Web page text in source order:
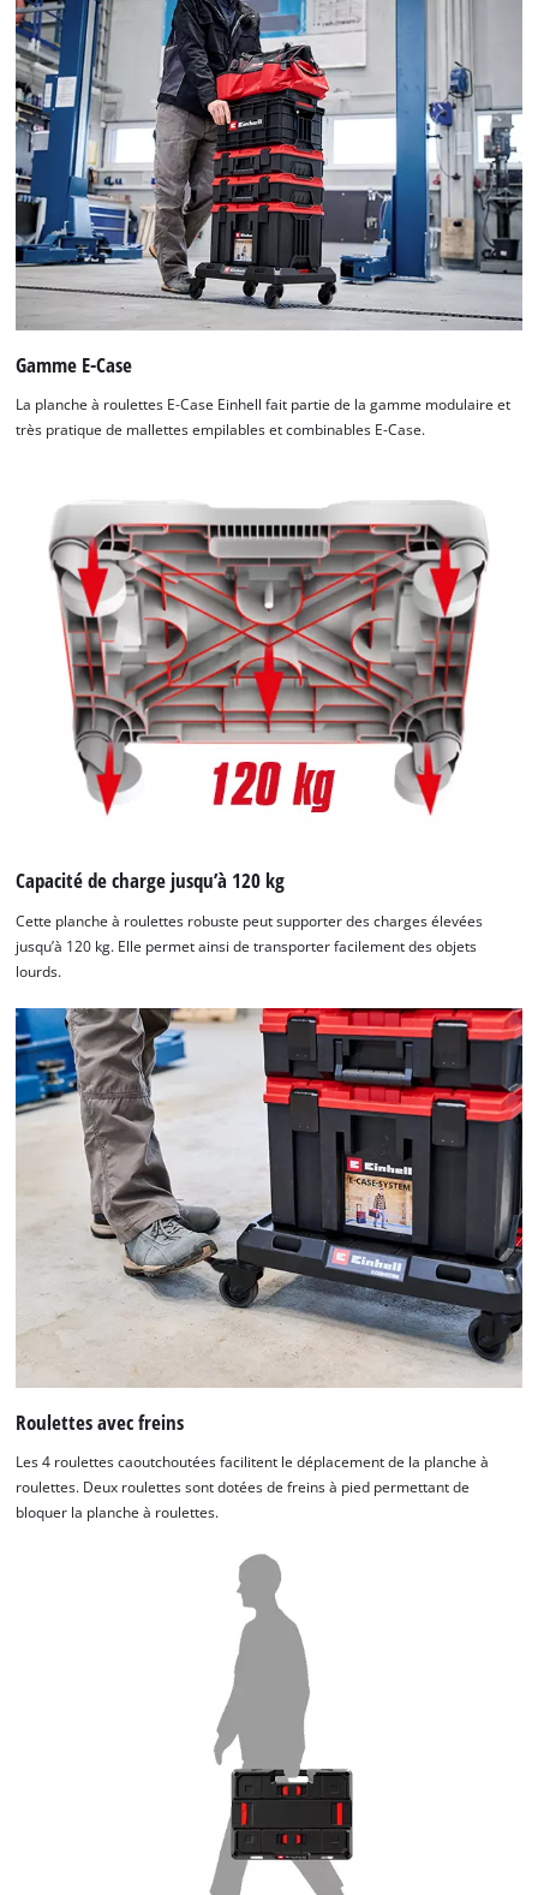
Gamme E-Case
La planche à roulettes E-Case Einhell fait partie de la gamme modulaire et
très pratique de mallettes empilables et combinables E-Case.
Capacité de charge jusqu’à 120 kg
Cette planche à roulettes robuste peut supporter des charges élevées
jusqu’à 120 kg. Elle permet ainsi de transporter facilement des objets
lourds.
Roulettes avec freins
Les 4 roulettes caoutchoutées facilitent le déplacement de la planche à
roulettes. Deux roulettes sont dotées de freins à pied permettant de
bloquer la planche à roulettes.